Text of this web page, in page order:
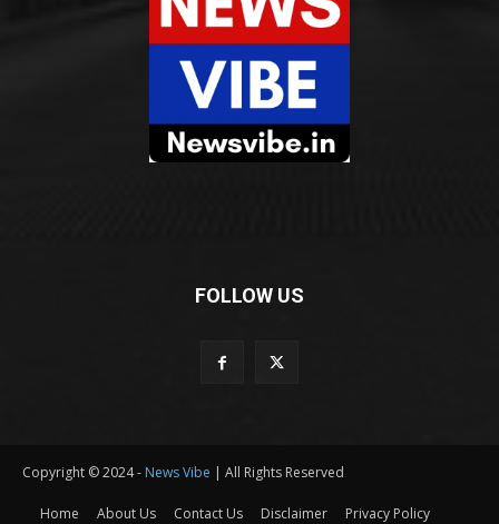
FOLLOW US
Copyright © 2024 - News Vibe | All Rights Reserved
Home About Us Contact Us Disclaimer Privacy Policy